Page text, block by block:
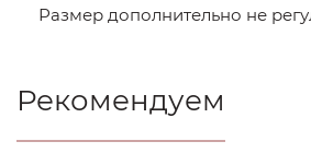
Размер дополнительно не
Рекомендуем